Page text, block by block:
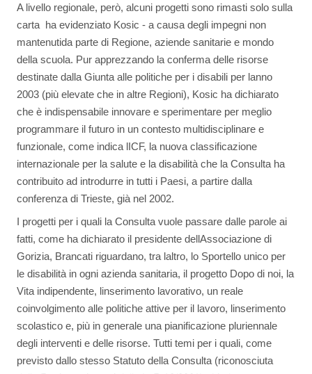
A livello regionale, però, alcuni progetti sono rimasti solo sulla
carta  ha evidenziato Kosic - a causa degli impegni non
mantenutida parte di Regione, aziende sanitarie e mondo
della scuola. Pur apprezzando la conferma delle risorse
destinate dalla Giunta alle politiche per i disabili per lanno
2003 (più elevate che in altre Regioni), Kosic ha dichiarato
che è indispensabile innovare e sperimentare per meglio
programmare il futuro in un contesto multidisciplinare e
funzionale, come indica lICF, la nuova classificazione
internazionale per la salute e la disabilità che la Consulta ha
contribuito ad introdurre in tutti i Paesi, a partire dalla
conferenza di Trieste, già nel 2002.
I progetti per i quali la Consulta vuole passare dalle parole ai
fatti, come ha dichiarato il presidente dellAssociazione di
Gorizia, Brancati riguardano, tra laltro, lo Sportello unico per
le disabilità in ogni azienda sanitaria, il progetto Dopo di noi, la
Vita indipendente, linserimento lavorativo, un reale
coinvolgimento alle politiche attive per il lavoro, linserimento
scolastico e, più in generale una pianificazione pluriennale
degli interventi e delle risorse. Tutti temi per i quali, come
previsto dallo stesso Statuto della Consulta (riconosciuta